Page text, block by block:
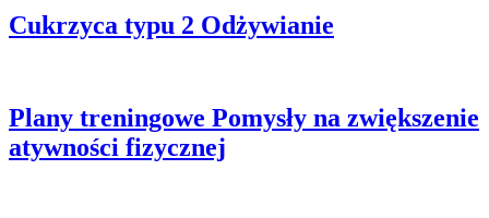
Cukrzyca typu 2 Odżywianie
Plany treningowe Pomysły na zwiększenie
atywności fizycznej